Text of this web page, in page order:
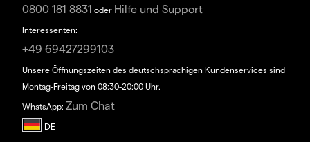
0800 181 8831 oder Hilfe und Support
Interessenten:
+49 69427299103
Unsere Öffnungszeiten des deutschsprachigen Kundenservices sind
Montag-Freitag von 08:30-20:00 Uhr.
WhatsApp: Zum Chat